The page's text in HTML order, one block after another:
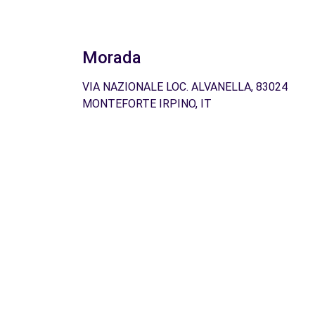
Morada
VIA NAZIONALE LOC. ALVANELLA, 83024
MONTEFORTE IRPINO, IT